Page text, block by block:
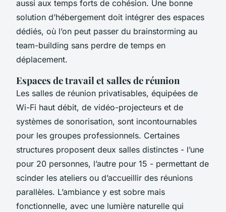
aussi aux temps forts de cohésion. Une bonne
solution d’hébergement doit intégrer des espaces
dédiés, où l’on peut passer du brainstorming au
team-building sans perdre de temps en
déplacement.
Espaces de travail et salles de réunion
Les salles de réunion privatisables, équipées de
Wi-Fi haut débit, de vidéo-projecteurs et de
systèmes de sonorisation, sont incontournables
pour les groupes professionnels. Certaines
structures proposent deux salles distinctes - l’une
pour 20 personnes, l’autre pour 15 - permettant de
scinder les ateliers ou d’accueillir des réunions
parallèles. L’ambiance y est sobre mais
fonctionnelle, avec une lumière naturelle qui